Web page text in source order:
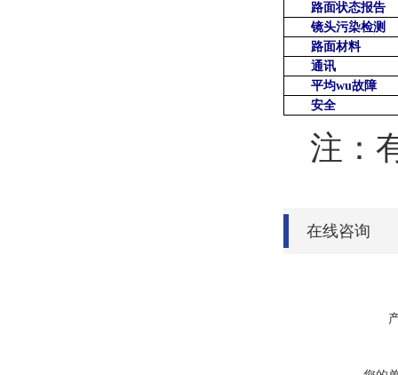
路面状态报告
镜头污染检测
路面材料
通讯
平均wu故障
安全
注：
在线咨询